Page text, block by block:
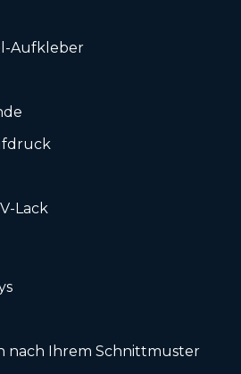
Aufkleber
Lack
nach Ihrem Schnittmuster